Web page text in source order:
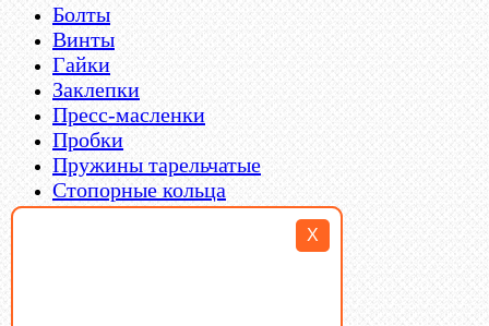
X
Болты
Винты
Гайки
Заклепки
Пресс-масленки
Пробки
Пружины тарельчатые
Стопорные кольца
Такелаж